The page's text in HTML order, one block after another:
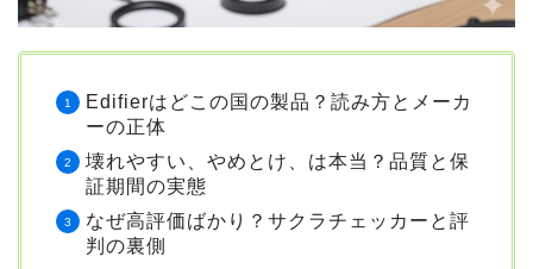
Edifierはどこの国の製品？読み方とメーカ
ーの正体
壊れやすい、やめとけ、は本当？品質と保
証期間の実態
なぜ高評価ばかり？サクラチェッカーと評
判の裏側